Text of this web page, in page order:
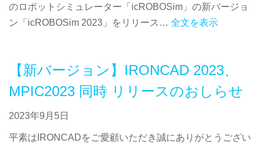
のロボットシミュレーター「icROBOSim」の新バージョ
ン「icROBOSim 2023」をリリース… 全文を表示
【新バージョン】IRONCAD 2023、
MPIC2023 同時 リリースのおしらせ
2023年9月5日
平素はIRONCADをご愛顧いただき誠にありがとうござい